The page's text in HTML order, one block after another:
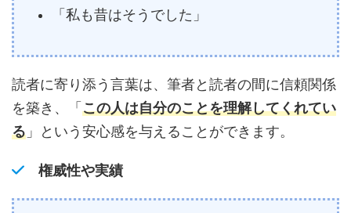
「私も昔はそうでした」
読者に寄り添う言葉は、筆者と読者の間に信頼関係
を築き、「 この人は自分のことを理解してくれてい
る 」という安心感を与えることができます。
権威性や実績